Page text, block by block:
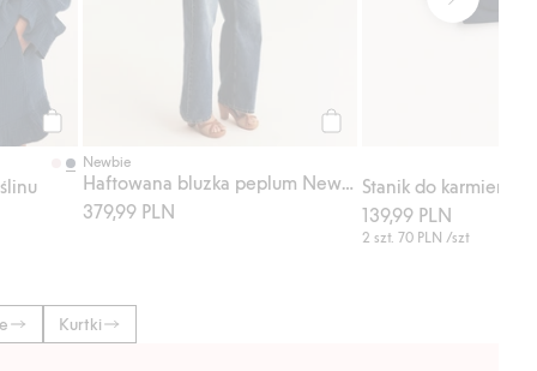
Kup
Newbie
379,99 PLN
Stanik do karmienia,
139,99 PLN
2 szt. 70 PLN /szt
Kurtki